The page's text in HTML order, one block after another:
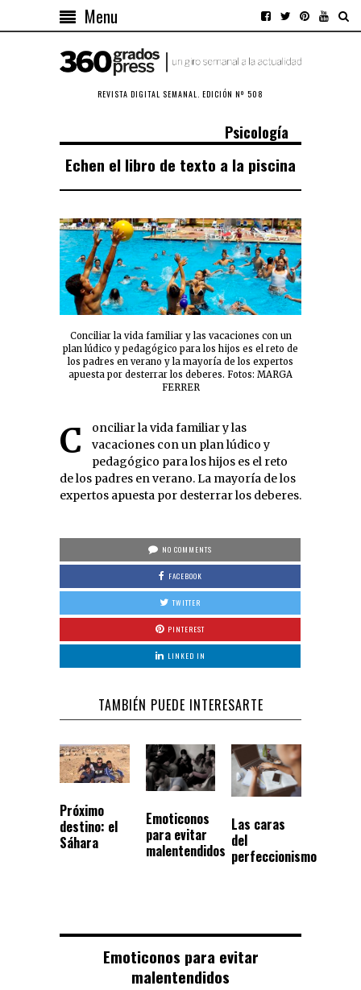
Menu
REVISTA DIGITAL SEMANAL. EDICIÓN Nº 508
Psicología
Echen el libro de texto a la piscina
Conciliar la vida familiar y las vacaciones con un
plan lúdico y pedagógico para los hijos es el reto de
los padres en verano y la mayoría de los expertos
apuesta por desterrar los deberes. Fotos: MARGA
FERRER
Conciliar la vida familiar y las
vacaciones con un plan lúdico y
pedagógico para los hijos es el reto
de los padres en verano. La mayoría de los
expertos apuesta por desterrar los deberes.
NO COMMENTS
FACEBOOK
TWITTER
PINTEREST
LINKED IN
TAMBIÉN PUEDE INTERESARTE
Próximo
destino: el
Sáhara
Emoticonos
para evitar
malentendidos
Las caras
del
perfeccionismo
Emoticonos para evitar
malentendidos